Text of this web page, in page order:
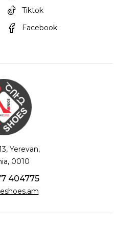
Tiktok
Facebook
Yerevan,
0010
404775